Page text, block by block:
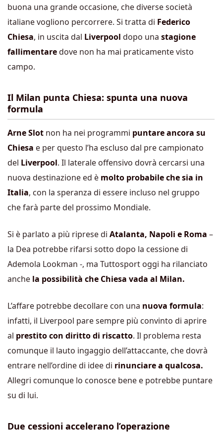
buona una grande occasione, che diverse società
italiane vogliono percorrere. Si tratta di Federico
Chiesa, in uscita dal Liverpool dopo una stagione
fallimentaredove non ha mai praticamente visto
campo.
Il Milan punta Chiesa: spunta una nuova
formula
Arne Slot non ha nei programmi puntare ancora su
Chiesa e per questo l’ha escluso dal pre campionato
del Liverpool. Il laterale offensivo dovrà cercarsi una
nuova destinazione ed è molto probabile che sia in
Italia, con la speranza di essere incluso nel gruppo
che farà parte del prossimo Mondiale.
Si è parlato a più riprese di Atalanta, Napoli e Roma –
la Dea potrebbe rifarsi sotto dopo la cessione di
Ademola Lookman -, ma Tuttosport oggi ha rilanciato
anche la possibilità che Chiesa vada al Milan.
L’affare potrebbe decollare con una nuova formula:
infatti, il Liverpool pare sempre più convinto di aprire
al prestito con diritto di riscatto. Il problema resta
comunque il lauto ingaggio dell’attaccante, che dovrà
entrare nell’ordine di idee di rinunciare a qualcosa.
Allegri comunque lo conosce bene e potrebbe puntare
su di lui.
Due cessioni accelerano l’operazione